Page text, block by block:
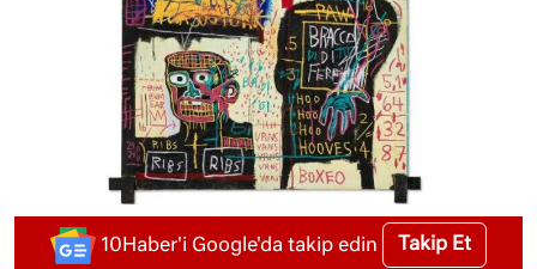
10Haber'i Google'da takip edin Takip Et